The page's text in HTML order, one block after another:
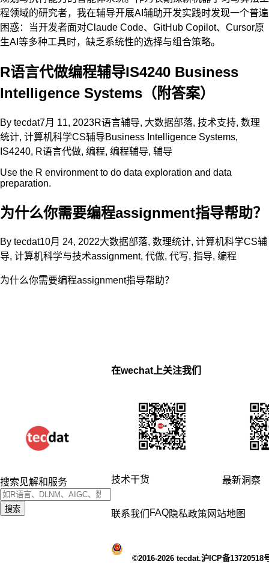
程领域的研究者，我在辅导开展AI辅助开发实践时发现一个普遍
困惑：当开发者面对Claude Code、GitHub Copilot、Cursor原
生AI等多种工具时，缺乏系统性的选择与组合策略。
R语言代做编程辅导IS4240 Business
Intelligence Systems（附答案）
By tecdat7月 11, 2023R语言辅导, 大数据部落, 技术支持, 数理
统计, 计算机科学CS辅导Business Intelligence Systems,
IS4240, R语言代做, 编程, 编程辅导, 辅导
Use the R environment to do data exploration and data
preparation.
为什么你需要编程assignment指导帮助？
By tecdat10月 24, 2022大数据部落, 数理统计, 计算机科学CS辅
导, 计算机科学与技术assignment, 代做, 代写, 指导, 编程
为什么你需要编程assignment指导帮助？
搜索见解和服务
搜索
在wechat上关注我们
技术干货 最新洞察
联系我们 FAQ隐私政策 网站地图
©2016-2026 tecdat.沪ICP备13720518